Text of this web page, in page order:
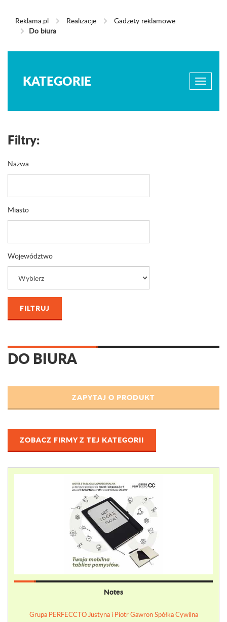
Reklama.pl Realizacje
Gadżety reklamowe
Do biura
KATEGORIE
Filtry:
Nazwa
Miasto
Województwo
DO BIURA
ZOBACZ FIRMY Z TEJ KATEGORII
Notes
Grupa PERFECCTO Justyna i Piotr Gawron Spółka Cywilna